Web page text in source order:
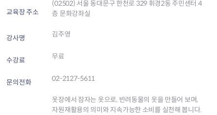
교육장 주소
(02502) 서울 동대문구 한천로 329 휘경2동 주민센터 4
층 문화강좌실
강사명 김주영
수강료 무료
문의전화 02-2127-5611
옷장에서 잠자는 옷으로, 반려동물의 옷을 만들어 보며,
자원재활용의 의미와 지속가능한 소비를 실천해 봅니다.